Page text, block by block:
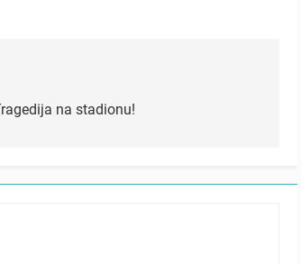
na stadionu!